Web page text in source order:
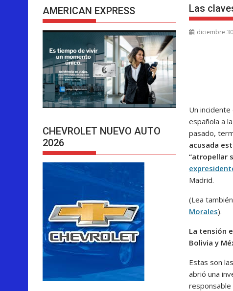
Las
diciembre
Un
española a
pasado,
acusada
“atropellar
Madrid.
(Lea
Morales).
La tensión
Bolivia y
Estas son
abrió una
responsable
AMERICAN EXPRESS
CHEVROLET NUEVO AUTO
2026